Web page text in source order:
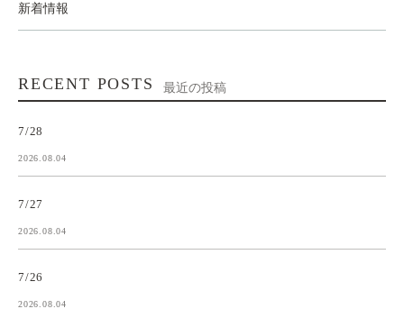
新着情報
RECENT POSTS 最近の投稿
7/28
2026.08.04
7/27
2026.08.04
7/26
2026.08.04